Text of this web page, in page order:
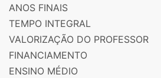
ANOS FINAIS
TEMPO INTEGRAL
VALORIZAÇÃO DO PROFESSOR
FINANCIAMENTO
ENSINO MÉDIO